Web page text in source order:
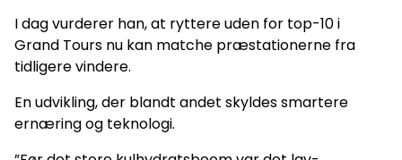
I dag vurderer han, at ryttere uden for top-10 i
Grand Tours nu kan matche præstationerne fra
tidligere vindere.
En udvikling, der blandt andet skyldes smartere
ernæring og teknologi.